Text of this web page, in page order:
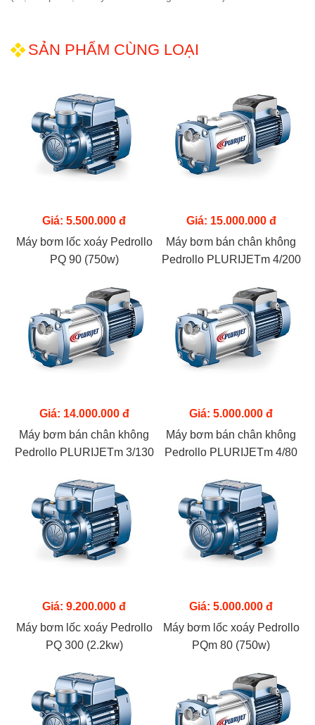
SẢN PHẨM CÙNG LOẠI
Giá: 5.500.000 đ
Máy bơm lốc xoáy Pedrollo
PQ 90 (750w)
Giá: 15.000.000 đ
Máy bơm bán chân không
Pedrollo PLURIJETm 4/200
Giá: 14.000.000 đ
Máy bơm bán chân không
Pedrollo PLURIJETm 3/130
Giá: 5.000.000 đ
Máy bơm bán chân không
Pedrollo PLURIJETm 4/80
Giá: 9.200.000 đ
Máy bơm lốc xoáy Pedrollo
PQ 300 (2.2kw)
Giá: 5.000.000 đ
Máy bơm lốc xoáy Pedrollo
PQm 80 (750w)